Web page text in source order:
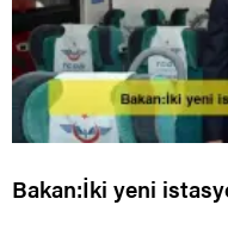
Bakan:İki yeni